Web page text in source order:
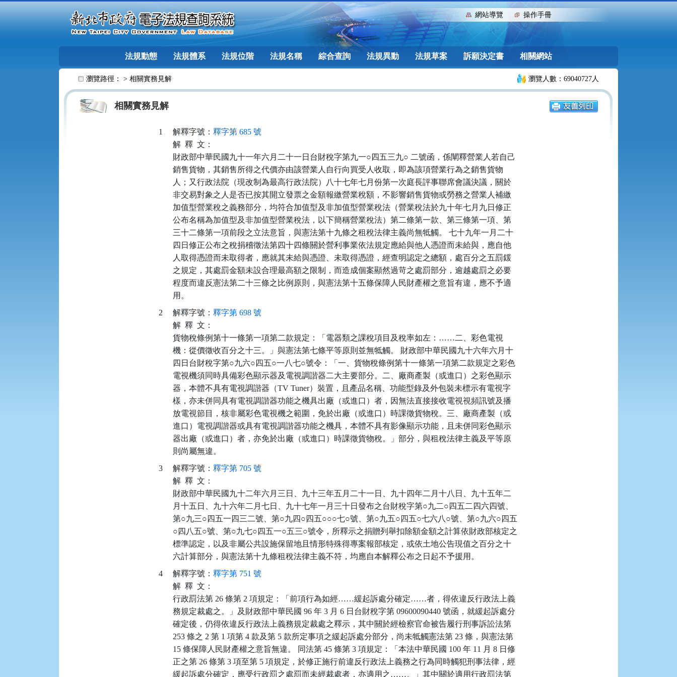
::: 網站導覽 操作手冊
法規動態 法規體系 法規位階 法規名稱 綜合查詢 法規異動 法規草案 訴願決定書 相關網站
瀏覽路徑： > 相關實務見解 瀏覽人數：69040727人
相關實務見解
1 解釋字號： 釋字第 685 號
解 釋 文：
財政部中華民國九十一年六月二十一日台財稅字第九一○四五三九○ 二號函，係闡釋營業人若自己
銷售貨物，其銷售所得之代價亦由該營業人自行向買受人收取，即為該項營業行為之銷售貨物
人；又行政法院（現改制為最高行政法院）八十七年七月份第一次庭長評事聯席會議決議，關於
非交易對象之人是否已按其開立發票之金額報繳營業稅額，不影響銷售貨物或勞務之營業人補繳
加值型營業稅之義務部分，均符合加值型及非加值型營業稅法（營業稅法於九十年七月九日修正
公布名稱為加值型及非加值型營業稅法，以下簡稱營業稅法）第二條第一款、第三條第一項、第
三十二條第一項前段之立法意旨，與憲法第十九條之租稅法律主義尚無牴觸。 七十九年一月二十
四日修正公布之稅捐稽徵法第四十四條關於營利事業依法規定應給與他人憑證而未給與，應自他
人取得憑證而未取得者，應就其未給與憑證、未取得憑證，經查明認定之總額，處百分之五罰鍰
之規定，其處罰金額未設合理最高額之限制，而造成個案顯然過苛之處罰部分，逾越處罰之必要
程度而違反憲法第二十三條之比例原則，與憲法第十五條保障人民財產權之意旨有違，應不予適
用。
2
解釋字號： 釋字第 698 號
解 釋 文：
貨物稅條例第十一條第一項第二款規定：「電器類之課稅項目及稅率如左：……二、彩色電視
機：從價徵收百分之十三。」與憲法第七條平等原則並無牴觸。 財政部中華民國九十六年六月十
四日台財稅字第○九六○四五○一八七○號令：「一、貨物稅條例第十一條第一項第二款規定之彩色
電視機須同時具備彩色顯示器及電視調諧器二大主要部分。二、廠商產製（或進口）之彩色顯示
器，本體不具有電視調諧器（TV Tuner）裝置，且產品名稱、功能型錄及外包裝未標示有電視字
樣，亦未併同具有電視調諧器功能之機具出廠（或進口）者，因無法直接接收電視視頻訊號及播
放電視節目，核非屬彩色電視機之範圍，免於出廠（或進口）時課徵貨物稅。三、廠商產製（或
進口）電視調諧器或具有電視調諧器功能之機具，本體不具有影像顯示功能，且未併同彩色顯示
器出廠（或進口）者，亦免於出廠（或進口）時課徵貨物稅。」部分，與租稅法律主義及平等原
則尚屬無違。
3
解釋字號： 釋字第 705 號
解 釋 文：
財政部中華民國九十二年六月三日、九十三年五月二十一日、九十四年二月十八日、九十五年二
月十五日、九十六年二月七日、九十七年一月三十日發布之台財稅字第○九二○四五二四六四號、
第○九三○四五一四三二號、第○九四○四五○○○七○號、第○九五○四五○七六八○號、第○九六○四五
○四八五○號、第○九七○四五一○五三○號令，所釋示之捐贈列舉扣除額金額之計算依財政部核定之
標準認定，以及非屬公共設施保留地且情形特殊得專案報部核定，或依土地公告現值之百分之十
六計算部分，與憲法第十九條租稅法律主義不符，均應自本解釋公布之日起不予援用。
4
解釋字號： 釋字第 751 號
解 釋 文：
行政罰法第 26 條第 2 項規定：「前項行為如經……緩起訴處分確定……者，得依違反行政法上義
務規定裁處之。」及財政部中華民國 96 年 3 月 6 日台財稅字第 09600090440 號函，就緩起訴處分
確定後，仍得依違反行政法上義務規定裁處之釋示，其中關於經檢察官命被告履行刑事訴訟法第
253 條之 2 第 1 項第 4 款及第 5 款所定事項之緩起訴處分部分，尚未牴觸憲法第 23 條，與憲法第
15 條保障人民財產權之意旨無違。 同法第 45 條第 3 項規定：「本法中華民國 100 年 11 月 8 日修
正之第 26 條第 3 項至第 5 項規定，於修正施行前違反行政法上義務之行為同時觸犯刑事法律，經
緩起訴處分確定，應受行政罰之處罰而未經裁處者，亦適用之……。」其中關於適用行政罰法第